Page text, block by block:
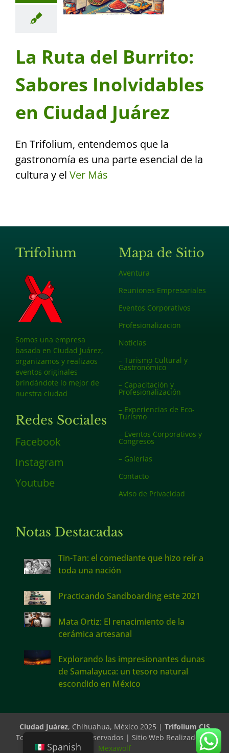
La Ruta del Burrito:
Sabores Inolvidables
en Ciudad Juárez
En Trifolium, entendemos que la
gastronomía es una parte esencial de la
cultura y el Ver Más
Trifolium
Somos una empresa
basada en Ciudad Juárez,
organizamos y realizaos
eventos originales
brindándote lo mejor de
nuestra ciudad
Redes Sociales
Facebook
Instagram
Youtube
Mapa de Sitio
Aventura
Reuniones Empresariales
Eventos Corporativos
Profesionalizacion
Noticias
– Turismo Cultural y
Gastronómico
– Capacitación y
Profesionalización
– Experiencias de Eco-
Turismo
– Eventos Corporativos y
Congresos
– Galerías
Contacto
Aviso de Privacidad
Notas Destacadas
Tin-Tan: el comediante que hizo reír a
toda una nación
Practicando Sandboarding este 2021
Mata Ortiz: El renacimiento de la
cerámica artesanal
Explorando las impresionantes dunas
de Samalayuca: un tesoro natural
escondido en México
Ciudad Juárez, Chihuahua, México 2025 | Trifolium CJS
Todos los Derechos Reservados | Sitio Web Realizado por
Mexawolf
Spanish